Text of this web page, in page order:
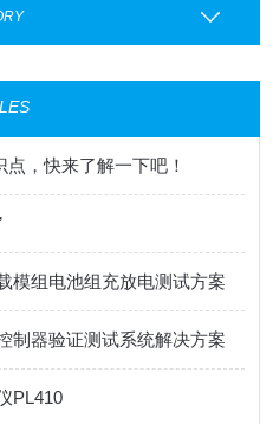
，快来了解一下吧！
模组电池组充放电测试方案
制器验证测试系统解决方案
PL410